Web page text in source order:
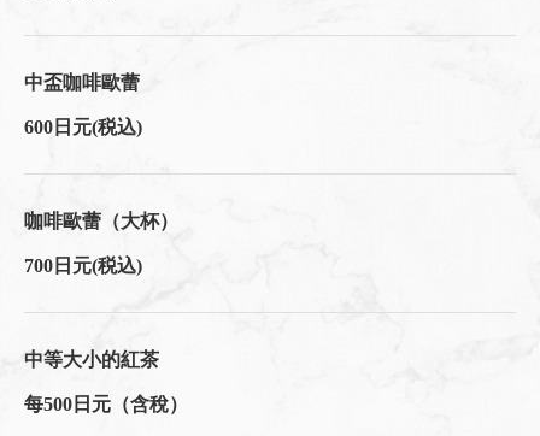
中盃咖啡歐蕾
600日元(税込)
咖啡歐蕾（大杯）
700日元(税込)
中等大小的紅茶
每500日元（含稅）